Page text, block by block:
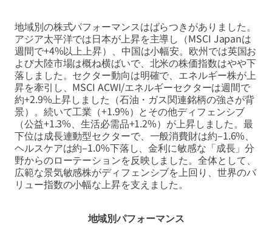
地域別の株式パフォーマンスはばらつきがありました。
アジア太平洋では日本が上昇を主導し（MSCI Japanは
週間で+4%以上上昇）、中国は小幅安。欧州では英国お
よび大陸市場は概ね横ばいで、北米の株価指数はやや下
落しました。セクター動向は明確で、エネルギー株が上
昇を牽引し、MSCI ACWI/エネルギーセクターは週間で
約+2.9%上昇しました（石油・ガス関連銘柄の強さが背
景）。続いて工業（+1.9%）とその他ディフェンシブ
（公益+1.3%、生活必需品+1.2%）が上昇しました。最
下位は成長連動型セクターで、一般消費財は約–1.6%、
ヘルスケアは約–1.0%下落し、金利に敏感な「成長」分
野からのローテーションを反映しました。全体として、
広範な景気敏感株がディフェンシブを上回り、世界のバ
リュー指数の小幅な上昇を支えました。
地域別パフォーマンス